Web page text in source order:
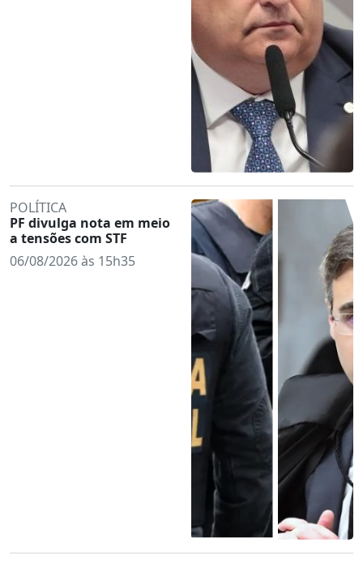
POLÍTICA
PF divulga nota em meio
a tensões com STF
06/08/2026 às 15h35